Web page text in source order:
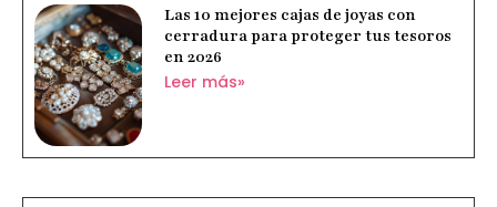
Las 10 mejores cajas de joyas con
cerradura para proteger tus tesoros
en 2026
Leer más»